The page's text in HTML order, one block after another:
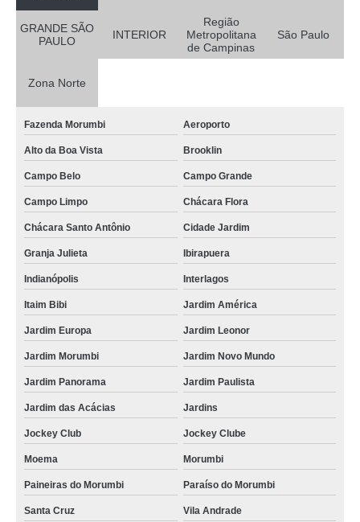
GRANDE SÃO
PAULO
INTERIOR
Região
Metropolitana
de Campinas
São Paulo
Zona Norte
Fazenda Morumbi Aeroporto
Alto da Boa Vista Brooklin
Campo Belo Campo Grande
Campo Limpo Chácara Flora
Chácara Santo Antônio Cidade Jardim
Granja Julieta Ibirapuera
Indianópolis Interlagos
Itaim Bibi Jardim América
Jardim Europa Jardim Leonor
Jardim Morumbi Jardim Novo Mundo
Jardim Panorama Jardim Paulista
Jardim das Acácias Jardins
Jockey Club Jockey Clube
Moema Morumbi
Paineiras do Morumbi Paraíso do Morumbi
Santa Cruz Vila Andrade